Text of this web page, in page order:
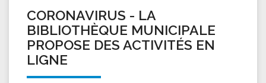
CORONAVIRUS - LA
BIBLIOTHÈQUE MUNICIPALE
PROPOSE DES ACTIVITÉS EN
LIGNE